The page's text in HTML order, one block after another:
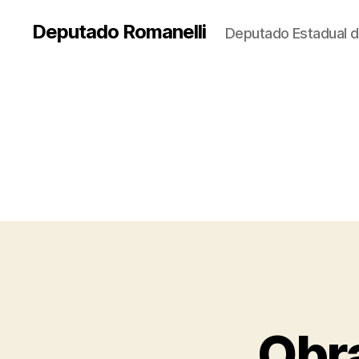
Deputado Romanelli Deputado Estadual